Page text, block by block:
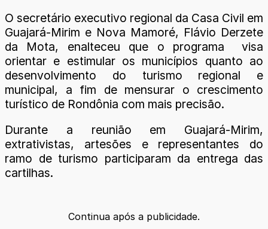
O secretário executivo regional da Casa Civil em
Guajará-Mirim e Nova Mamoré, Flávio Derzete
da Mota, enalteceu que o programa visa
orientar e estimular os municípios quanto ao
desenvolvimento do turismo regional e
municipal, a fim de mensurar o crescimento
turístico de Rondônia com mais precisão.
Durante a reunião em Guajará-Mirim,
extrativistas, artesões e representantes do
ramo de turismo participaram da entrega das
cartilhas.
Continua após a publicidade.